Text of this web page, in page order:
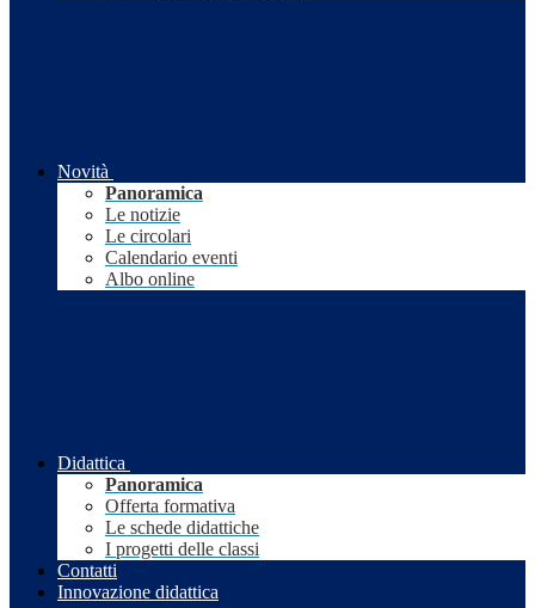
Novità
Panoramica
Le notizie
Le circolari
Calendario eventi
Albo online
Didattica
Panoramica
Offerta formativa
Le schede didattiche
I progetti delle classi
Contatti
Innovazione didattica